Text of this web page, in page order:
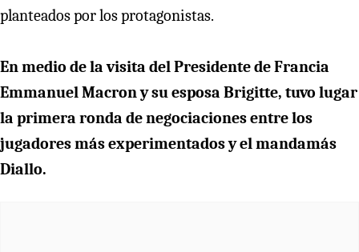
planteados por los protagonistas.
En medio de la visita del Presidente de Francia
Emmanuel Macron y su esposa Brigitte, tuvo lugar
la primera ronda de negociaciones entre los
jugadores más experimentados y el mandamás
Diallo.